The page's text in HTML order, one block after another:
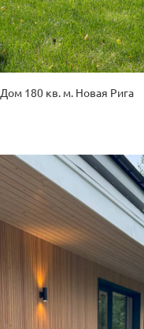
Дом 180 кв. м. Новая Рига